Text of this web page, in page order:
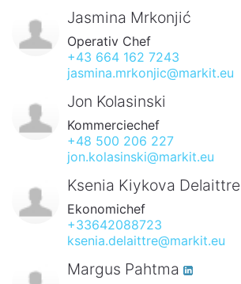
Jasmina Mrkonjić
Operativ Chef
+43 664 162 7243
jasmina.mrkonjic@markit.eu
Jon Kolasinski
Kommerciechef
+48 500 206 227
jon.kolasinski@markit.eu
Ksenia Kiykova Delaittre
Ekonomichef
+33642088723
ksenia.delaittre@markit.eu
Margus Pahtma